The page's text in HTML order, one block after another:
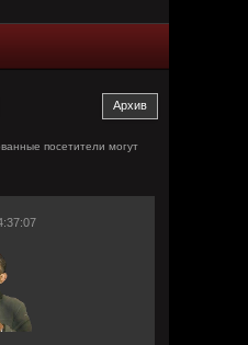
посетители могут